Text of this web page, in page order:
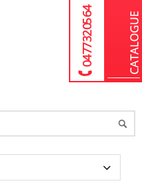
04 77 32 05 64